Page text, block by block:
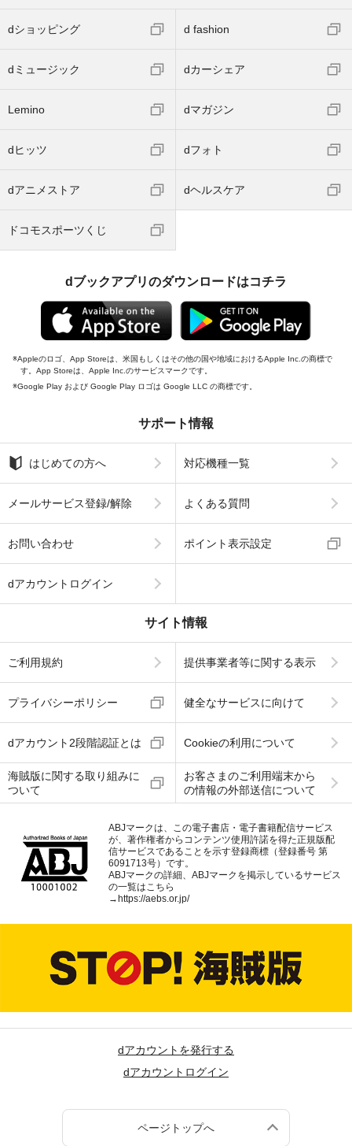
dショッピング d fashion
dミュージック dカーシェア
Lemino dマガジン
dヒッツ dフォト
dアニメストア dヘルスケア
ドコモスポーツくじ
dブックアプリのダウンロードはコチラ
Appleのロゴ、App Storeは、米国もしくはその他の国や地域におけるApple Inc.の商標で
す。App Storeは、Apple Inc.のサービスマークです。
Google Play および Google Play ロゴは Google LLC の商標です。
サポート情報
はじめての方へ 対応機種一覧
メールサービス登録/解除 よくある質問
お問い合わせ ポイント表示設定
dアカウントログイン
サイト情報
ご利用規約 提供事業者等に関する表示
プライバシーポリシー 健全なサービスに向けて
dアカウント2段階認証とは Cookieの利用について
海賊版に関する取り組みに
ついて
お客さまのご利用端末から
の情報の外部送信について
ABJマークは、この電子書店・電子書籍配信サービス
が、著作権者からコンテンツ使用許諾を得た正規版配
信サービスであることを示す登録商標（登録番号 第
6091713号）です。
ABJマークの詳細、ABJマークを掲示しているサービス
の一覧はこちら
→https://aebs.or.jp/
dアカウントを発行する
dアカウントログイン
ページトップへ